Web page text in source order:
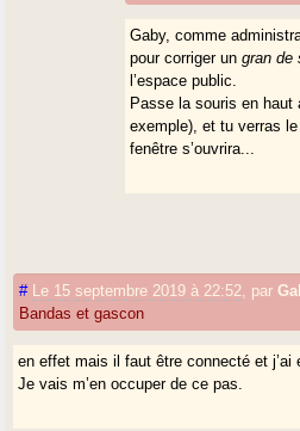
Gaby, comme
pour corriger ungran de
l’espace public.
Passe la souris en haut
exemple), et tu verras
fenêtre s’ouvrira...
# Le 15 septembre 2019 à 22:52 par
Bandas et gascon
en effet mais il faut être connecté et j’ai
Je vais m’en occuper de ce pas.